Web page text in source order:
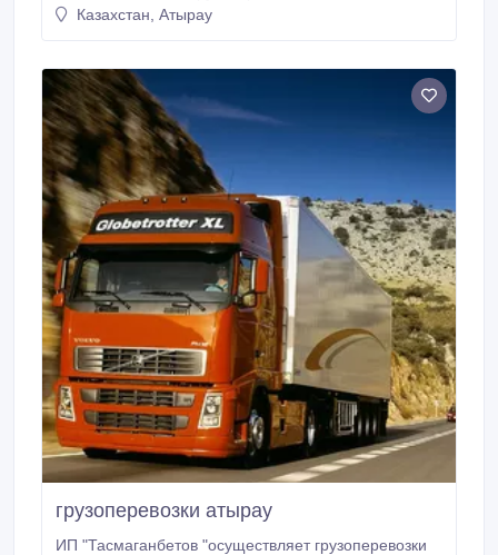
рефрежераторов в количестве 7 едениц, тентов в
Казахстан, Атырау
грузоперевозки атырау
ИП "Тасмаганбетов "осуществляет грузоперевозки